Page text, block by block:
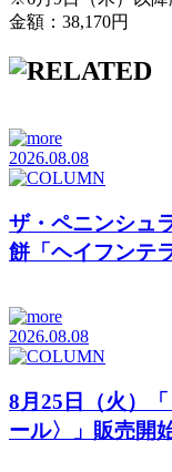
金額：38,170円
2026.08.08
ザ・ペニンシュ
餅「ヘイフンテ
2026.08.08
8月25日（火）
ール〉」販売開